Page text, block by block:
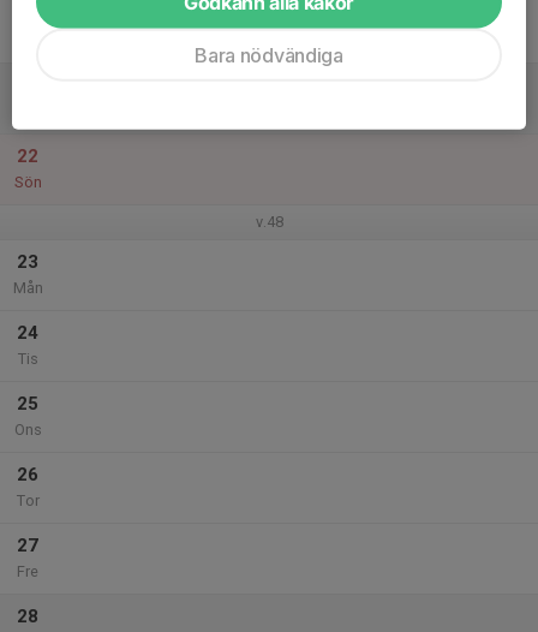
20
22
Sön
v.48
23
Mån
24
Tis
25
Ons
26
Tor
27
Fre
28
Bara nödvändiga